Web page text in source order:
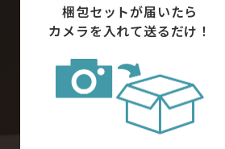
梱包セットが届いたら
カメラを入れて送るだけ！